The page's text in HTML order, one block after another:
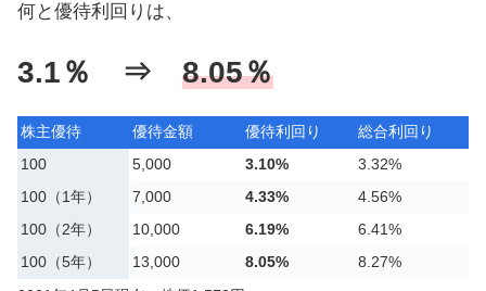
何と優待利回りは、
3.1％ ⇒ 8.05％
株主優待 優待金額 優待利回り
総合利回り
100
5,000 3.10%
3.32%
100（1年）
7,000 4.33%
4.56%
100（2年）
10,000 6.19%
6.41%
100（5年）
13,000 8.05% 8.27%